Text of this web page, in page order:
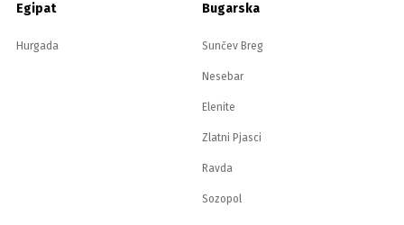
Egipat
Hurgada
Bugarska
Sunčev Breg
Nesebar
Elenite
Zlatni Pjasci
Ravda
Sozopol